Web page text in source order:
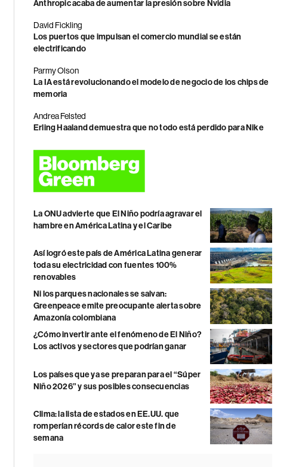
Anthropic acaba de aumentar la presión sobre Nvidia
David Fickling
Los puertos que impulsan el comercio mundial se están
electrificando
Parmy Olson
La IA está revolucionando el modelo de negocio de los chips de
memoria
Andrea Felsted
Erling Haaland demuestra que no todo está perdido para Nike
La ONU advierte que El Niño podría agravar el
hambre en América Latina y el Caribe
Así logró este país de América Latina generar
toda su electricidad con fuentes 100%
renovables
Ni los parques nacionales se salvan:
Greenpeace emite preocupante alerta sobre
Amazonía colombiana
¿Cómo invertir ante el fenómeno de El Niño?
Los activos y sectores que podrían ganar
Los países que ya se preparan para el “Súper
Niño 2026” y sus posibles consecuencias
Clima: la lista de estados en EE.UU. que
romperían récords de calor este fin de
semana